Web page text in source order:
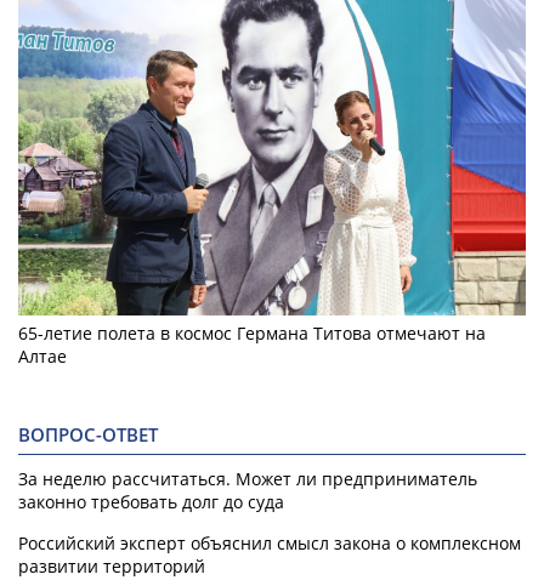
65-летие полета в космос Германа Титова отмечают на
Алтае
ВОПРОС-ОТВЕТ
За неделю рассчитаться. Может ли предприниматель
законно требовать долг до суда
Российский эксперт объяснил смысл закона о комплексном
развитии территорий